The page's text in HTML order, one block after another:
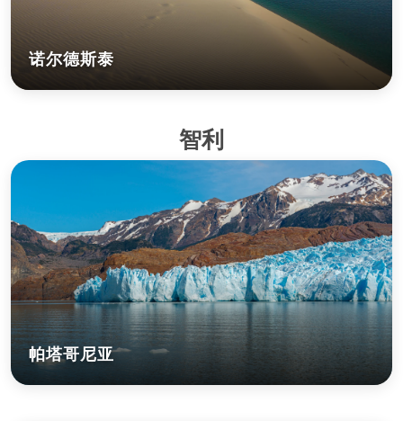
诺尔德斯泰
智利
帕塔哥尼亚